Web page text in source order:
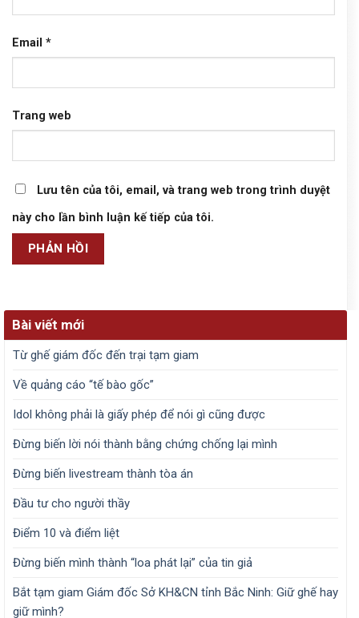
Email *
Trang web
Lưu tên của tôi, email, và trang web trong trình duyệt
này cho lần bình luận kế tiếp của tôi.
Bài viết mới
Từ ghế giám đốc đến trại tạm giam
Về quảng cáo “tế bào gốc”
Idol không phải là giấy phép để nói gì cũng được
Đừng biến lời nói thành bằng chứng chống lại mình
Đừng biến livestream thành tòa án
Đầu tư cho người thầy
Điểm 10 và điểm liệt
Đừng biến mình thành “loa phát lại” của tin giả
Bắt tạm giam Giám đốc Sở KH&CN tỉnh Bắc Ninh: Giữ ghế hay
giữ mình?